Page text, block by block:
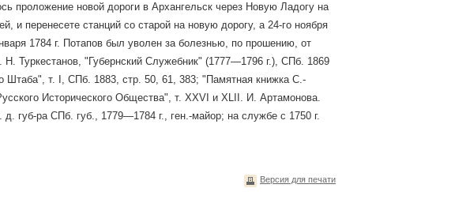
проложение новой дороги в Архангельск через Новую Ладогу на
и перенесете станций со старой на новую дорогу, а 24-го ноября
1784 г. Потапов был уволен за болезнью, по прошению, от
Туркестанов, "Губернский Служебник" (1777—1796 г.), СПб. 1869
Штаба", т. I, СПб. 1883, стр. 50, 61, 383; "Памятная книжка С.-
Исторического Общества", т. XXVI и XLII. И. Артамонова.
губ-ра СПб. губ., 1779—1784 г., ген.-майор; на службе с 1750 г.
Версия для печати